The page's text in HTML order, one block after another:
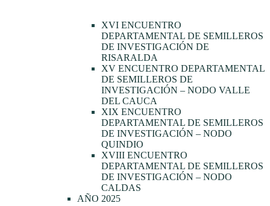
XVI ENCUENTRO
DEPARTAMENTAL DE SEMILLEROS
DE INVESTIGACIÓN DE
RISARALDA
XV ENCUENTRO DEPARTAMENTAL
DE SEMILLEROS DE
INVESTIGACIÓN – NODO VALLE
DEL CAUCA
XIX ENCUENTRO
DEPARTAMENTAL DE SEMILLEROS
DE INVESTIGACIÓN – NODO
QUINDIO
XVIII ENCUENTRO
DEPARTAMENTAL DE SEMILLEROS
DE INVESTIGACIÓN – NODO
CALDAS
AÑO 2025